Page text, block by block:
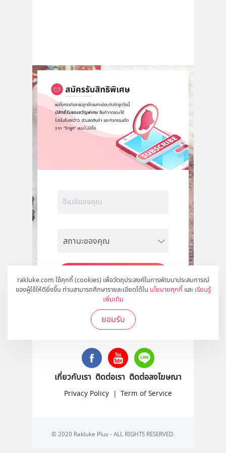
rakluke.com ใช้คุกกี้ (cookies) เพื่อวัตถุประสงค์ในการพัฒนาประสบการณ์
ของผู้ใช้ให้ดียิ่งขึ้น ท่านสามารถศึกษารายละเอียดได้ใน นโยบายคุกกี้ และ เรียนรู้
เพิ่มเติม
ยอมรับ
สมัคร
ติดตามเราได้ที่
เกี่ยวกับเรา ติดต่อเรา ติดต่อลงโฆษณา
Privacy Policy | Term of Service
© 2020 Rakluke Plus - ALL RIGHTS RESERVED.